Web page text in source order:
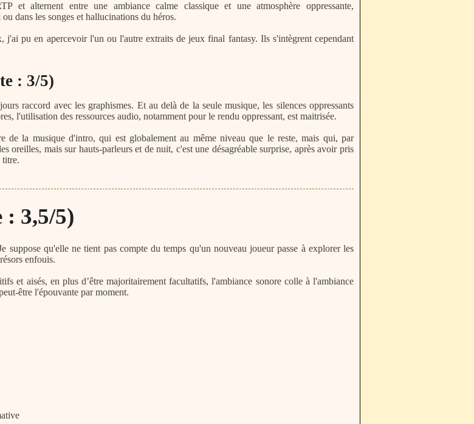
et alternent entre une ambiance calme classique et une atmosphère oppressante,
dans les songes et hallucinations du héros.
j'ai pu en apercevoir l'un ou l'autre extraits de jeux final fantasy. Ils s'intègrent cependant
: 3/5)
raccord avec les graphismes. Et au delà de la seule musique, les silences oppressants
l'utilisation des ressources audio, notamment pour le rendu oppressant, est maitrisée.
de la musique d'intro, qui est globalement au même niveau que le reste, mais qui, par
oreilles, mais sur hauts-parleurs et de nuit, c'est une désagréable surprise, après avoir pris
titre.
: 3,5/5)
suppose qu'elle ne tient pas compte du temps qu'un nouveau joueur passe à explorer les
enfouis.
et aisés, en plus d’être majoritairement facultatifs, l'ambiance sonore colle à l'ambiance
être l'épouvante par moment.